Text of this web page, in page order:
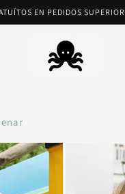
EN PEDIDOS